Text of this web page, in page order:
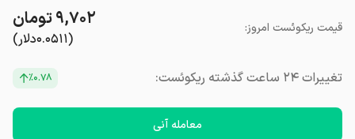
قیمت ریکوئست امروز:
(۰.۰۵۱۱دلار)
۹,۷۰۲تومان
تغییرات ۲۴ ساعت گذشته ریکوئست: ٪۰.۷۸
معامله آنی